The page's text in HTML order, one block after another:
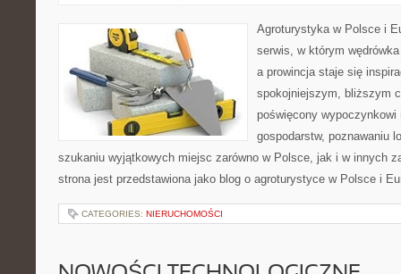
Agroturystyka w Polsce i
serwis, w którym
a prowincja staje się
spokojniejszym, bliższym
poświęcony wypoczynkowi
gospodarstw, poznawaniu
szukaniu wyjątkowych miejsc zarówno w Polsce, jak i w innych
strona jest przedstawiona jako blog o agroturystyce w Polsce i
CATEGORIES: NIERUCHOMOŚCI